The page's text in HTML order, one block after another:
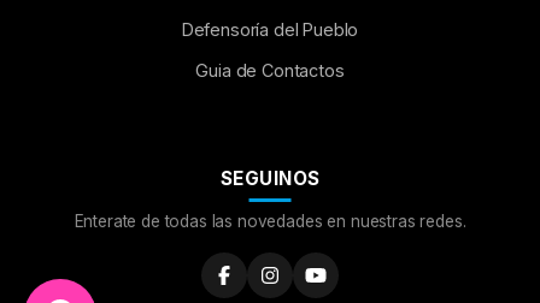
Defensoría del Pueblo
Guia de Contactos
SEGUINOS
Enterate de todas las novedades en nuestras redes.
Aumentar Fuente
OFF
Leer al pasar el mouse